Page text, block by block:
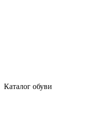
Каталог обуви